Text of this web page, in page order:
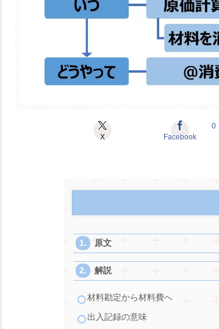
X Facebook
0
原文
解説
材料勘定から材料費へ
出入記録の意味